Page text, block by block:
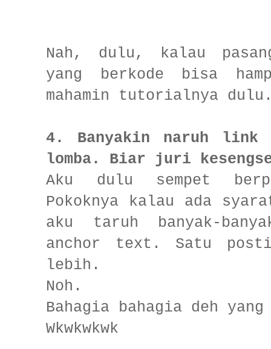
Nah, dulu, kalau
yang berkode bisa
mahamin tutorialnya
4. Banyakin naruh link
lomba. Biar juri
Aku dulu sempet
Pokoknya kalau ada
aku taruh banyak-
anchor text. Satu
lebih.
Noh.
Bahagia bahagia deh
Wkwkwkwk